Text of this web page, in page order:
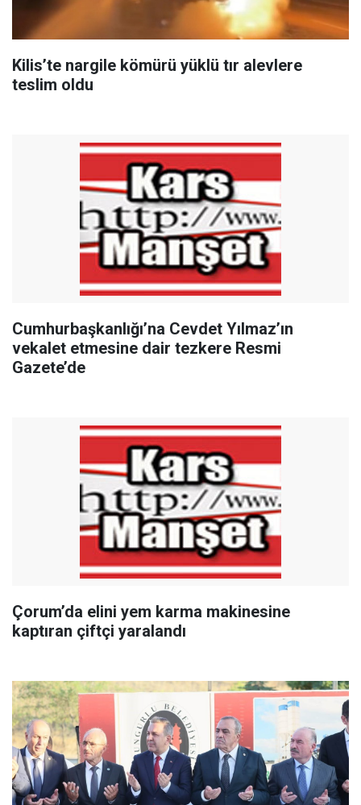
Kilis’te nargile kömürü yüklü tır alevlere
teslim oldu
Cumhurbaşkanlığı’na Cevdet Yılmaz’ın
vekalet etmesine dair tezkere Resmi
Gazete’de
Çorum’da elini yem karma makinesine
kaptıran çiftçi yaralandı